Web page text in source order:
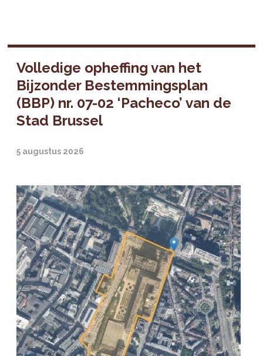
Volledige opheffing van het
Bijzonder Bestemmingsplan
(BBP) nr. 07-02 ‘Pacheco’ van de
Stad Brussel
5 augustus 2026